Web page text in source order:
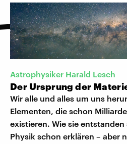
Astrophysiker Harald Lesch
Der Ursprung der
Wir alle und alles um uns
Elementen, die schon
existieren. Wie sie entstanden
Physik schon erklären – aber